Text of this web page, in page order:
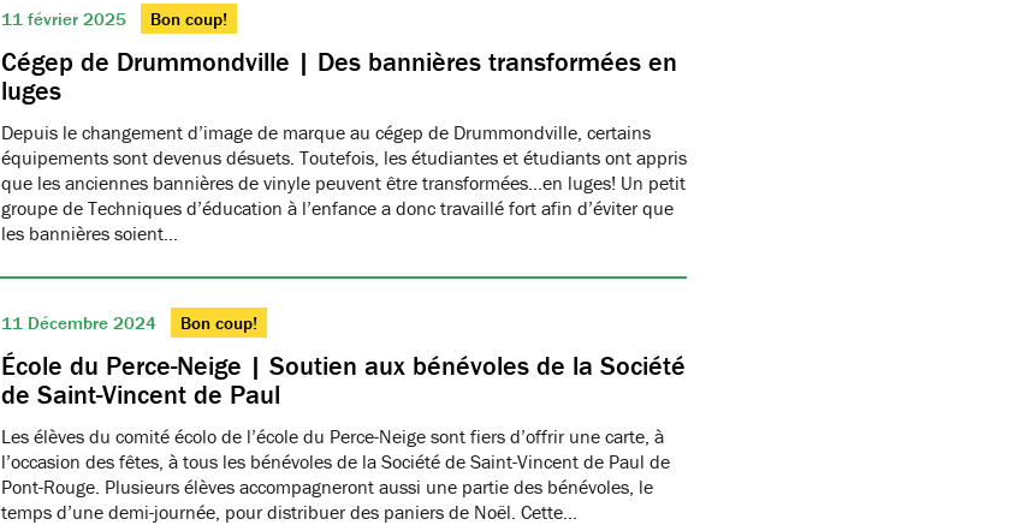
11 février 2025 Bon coup!
Cégep de Drummondville | Des bannières transformées en
luges
Depuis le changement d’image de marque au cégep de Drummondville, certains
équipements sont devenus désuets. Toutefois, les étudiantes et étudiants ont appris
que les anciennes bannières de vinyle peuvent être transformées…en luges! Un petit
groupe de Techniques d’éducation à l’enfance a donc travaillé fort afin d’éviter que
les bannières soient…
11 Décembre 2024 Bon coup!
École du Perce-Neige | Soutien aux bénévoles de la Société
de Saint-Vincent de Paul
Les élèves du comité écolo de l’école du Perce-Neige sont fiers d’offrir une carte, à
l’occasion des fêtes, à tous les bénévoles de la Société de Saint-Vincent de Paul de
Pont-Rouge. Plusieurs élèves accompagneront aussi une partie des bénévoles, le
temps d’une demi-journée, pour distribuer des paniers de Noël. Cette…